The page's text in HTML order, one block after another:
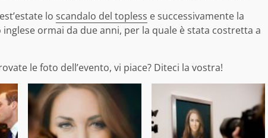
lo scandalo del topless e successivamente la
ormai da due anni, per la quale è stata costretta a
le foto dell’evento, vi piace? Diteci la vostra!